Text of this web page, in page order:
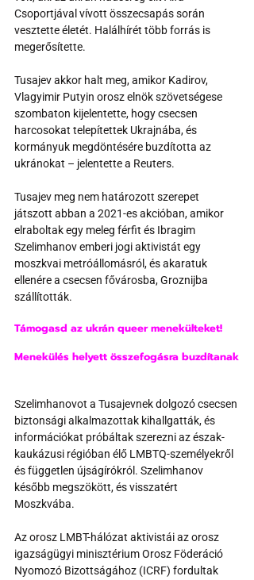
Csoportjával vívott összecsapás során
vesztette életét. Halálhírét több forrás is
megerősítette.
Tusajev akkor halt meg, amikor Kadirov,
Vlagyimir Putyin orosz elnök szövetségese
szombaton kijelentette, hogy csecsen
harcosokat telepítettek Ukrajnába, és
kormányuk megdöntésére buzdította az
ukránokat – jelentette a Reuters.
Tusajev meg nem határozott szerepet
játszott abban a 2021-es akcióban, amikor
elraboltak egy meleg férfit és Ibragim
Szelimhanov emberi jogi aktivistát egy
moszkvai metróállomásról, és akaratuk
ellenére a csecsen fővárosba, Groznijba
szállították.
Támogasd az ukrán queer menekülteket!
Menekülés helyett összefogásra buzdítanak
Szelimhanovot a Tusajevnek dolgozó csecsen
biztonsági alkalmazottak kihallgatták, és
információkat próbáltak szerezni az észak-
kaukázusi régióban élő LMBTQ-személyekről
és független újságírókról. Szelimhanov
később megszökött, és visszatért
Moszkvába.
Az orosz LMBT-hálózat aktivistái az orosz
igazságügyi minisztérium Orosz Föderáció
Nyomozó Bizottságához (ICRF) fordultak